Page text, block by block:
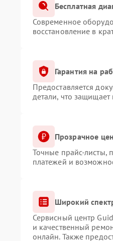
Бесплатная
Современное
восстановление в
Гарантия на
Предоставляется
детали, что
Прозрачное
Точные прайс-листы,
платежей и
Широкий
Сервисный центр
и качественный
онлайн. Также